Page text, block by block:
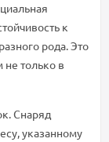
к
рода. Это
не только в
Снаряд
указанному